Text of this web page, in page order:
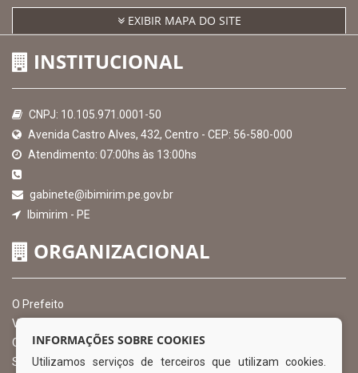
EXIBIR MAPA DO SITE
INSTITUCIONAL
CNPJ: 10.105.971.0001-50
Avenida Castro Alves, 432, Centro - CEP: 56-580-000
Atendimento: 07:00hs às 13:00hs
gabinete@ibimirim.pe.gov.br
Ibimirim - PE
ORGANIZACIONAL
O Prefeito
Vice Prefeito
Ouvidoria Municipal
Serviço de Informação ao Cidadão – SIC
INFORMAÇÕES SOBRE COOKIES
Utilizamos serviços de terceiros que utilizam cookies.